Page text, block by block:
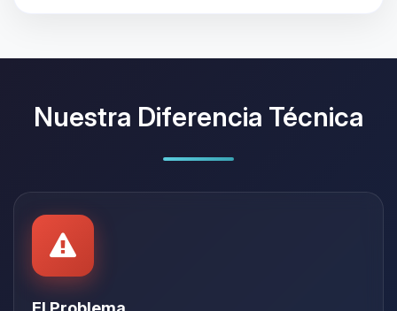
Nuestra Diferencia Técnica
09/08/2026 16:31